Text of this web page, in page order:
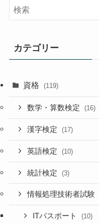
カテゴリー
資格 (119)
数学・算数検定 (16)
漢字検定 (17)
英語検定 (10)
統計検定 (3)
情報処理技術者試験
ITパスポート (10)